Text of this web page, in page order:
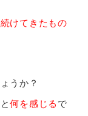
けてきたもの
うか？
何を感じる で